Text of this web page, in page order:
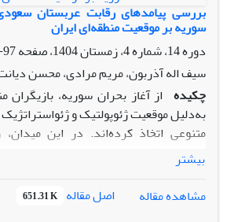
بررسی پیامدهای رقابت عربستان
سوریه بر موقعیت منطقه‌ای ایران
دوره 14، شماره 4، زمستان 1404، صفحه
97-118
سیف اله آذربون، مریم مرادی، محسن
چکیده از آغاز بحران سوریه، بازیگران
به‌دلیل موقعیت ژئوپولتیک و
متنوعی اتخاذ کرده‌اند. در این
عربستان که هر دو در مقاطعی از
می‌کردند، به‌سرعت به شکلی از تقابل
پیامدهای مستقیم و غیرمستقیم مهمی
ایران داشت. ایران، که بقای رژیم
بیشتر
مشاهده مقاله
اصل مقاله 651.31 K